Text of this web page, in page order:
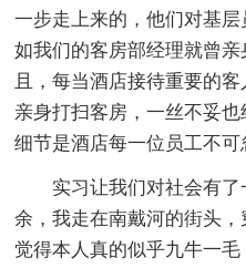
一步走上来的，他们对基
如我们的客房部经理就曾
且，每当酒店接待重要的
亲身打扫客房，一丝不妥
细节是酒店每一位员工不可
实习让我们对社会有
余，我走在南戴河的街头
觉得本人真的似乎九牛一